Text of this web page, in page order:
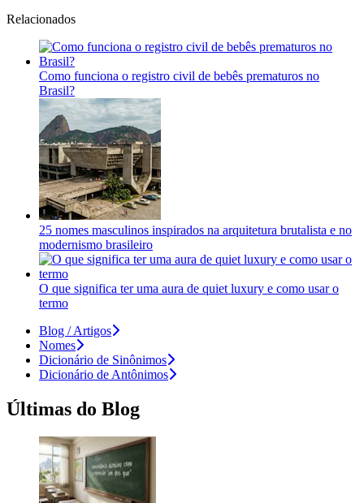
Relacionados
Como funciona o registro civil de bebês prematuros no
Brasil?
25 nomes masculinos inspirados na arquitetura brutalista e no
modernismo brasileiro
O que significa ter uma aura de quiet luxury e como usar o
termo
Blog / Artigos
Nomes
Dicionário de Sinônimos
Dicionário de Antônimos
Últimas do Blog